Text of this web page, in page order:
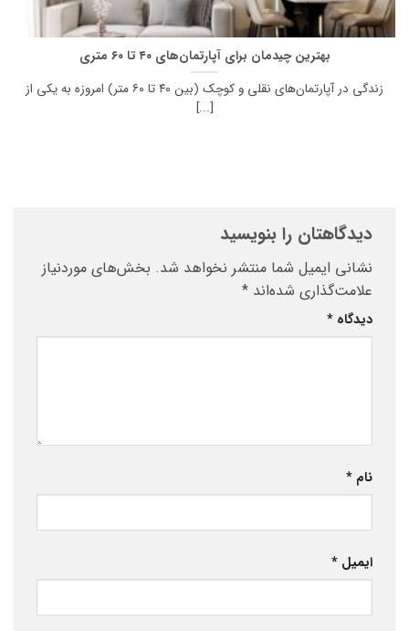
بهترین چیدمان برای آپارتمان‌های ۴۰ تا ۶۰ متری
زندگی در آپارتمان‌های نقلی و کوچک (بین ۴۰ تا ۶۰ متر) امروزه به یکی از
[...]
دیدگاهتان را بنویسید
نشانی ایمیل شما منتشر نخواهد شد. بخش‌های موردنیاز
علامت‌گذاری شده‌اند *
دیدگاه *
نام *
ایمیل *